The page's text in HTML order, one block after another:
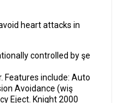
heart attacks in
controlled by şe
Features include: Auto
Avoidance (wiş
Eject. Knight 2000